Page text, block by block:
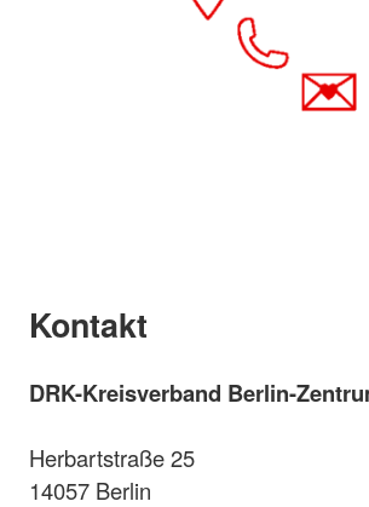
Kontakt
DRK-Kreisverband Berlin-
Herbartstraße 25
14057 Berlin